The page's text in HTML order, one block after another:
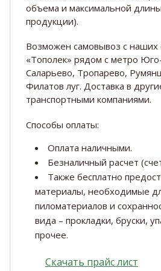
объема и максимальной
продукции).
Возможен самовывоз с наших
«Тополек» рядом с метро
Саларьево, Тропарево,
Филатов луг. Доставка в
транспортными компаниями.
Способы оплаты:
Оплата наличными.
Безналичный расчет
Также бесплатно
материалы, необходимые
пиломатериалов и
вида – прокладки, бруски,
прочее.
Скачать прайс лист